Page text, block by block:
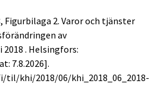
Figurbilaga 2. Varor och tjänster
av
. Helsingfors:
7.8.2026].
khi/2018/06/khi_2018_06_2018-